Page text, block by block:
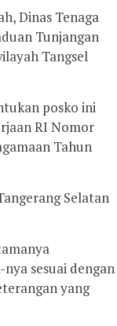
Dinas Tenaga
Tunjangan
Tangsel
posko ini
RI Nomor
Tahun
Selatan
sesuai dengan
yang